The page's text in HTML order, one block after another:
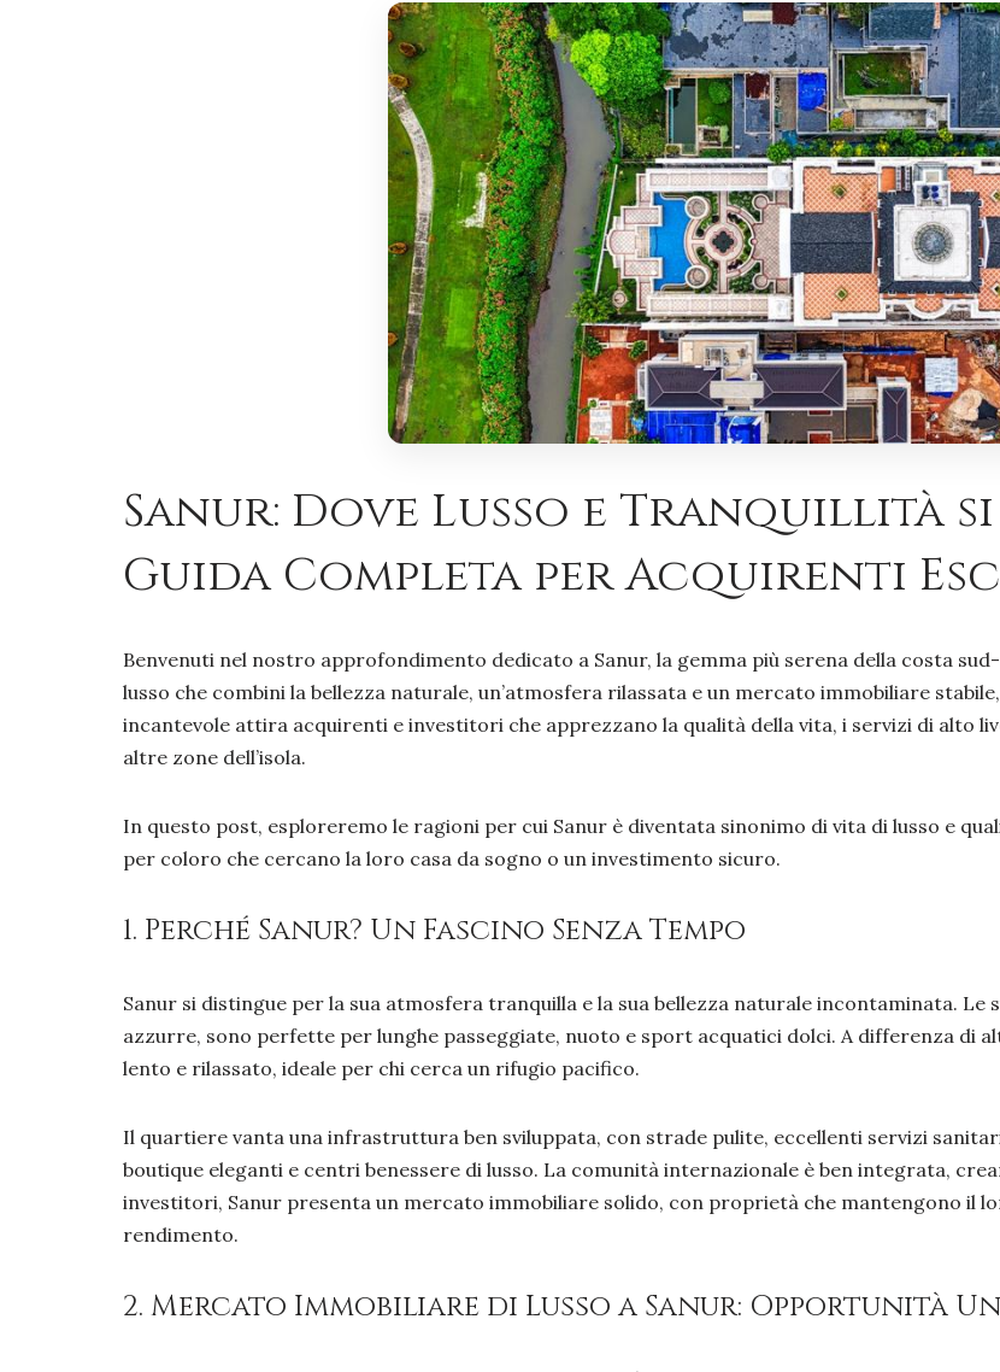
Sanur: Dove Lusso e Tranquillità
Guida Completa per Acquirenti
Benvenuti nel nostro approfondimento dedicato a Sanur, la gemma più serena della costa
lusso che combini la bellezza naturale, un’atmosfera rilassata e un mercato immobiliare
incantevole attira acquirenti e investitori che apprezzano la qualità della vita, i servizi di alto
altre zone dell’isola.
In questo post, esploreremo le ragioni per cui Sanur è diventata sinonimo di vita di lusso e
per coloro che cercano la loro casa da sogno o un investimento sicuro.
1. Perché Sanur? Un Fascino Senza Tempo
Sanur si distingue per la sua atmosfera tranquilla e la sua bellezza naturale incontaminata. Le
azzurre, sono perfette per lunghe passeggiate, nuoto e sport acquatici dolci. A differenza di
lento e rilassato, ideale per chi cerca un rifugio pacifico.
Il quartiere vanta una infrastruttura ben sviluppata, con strade pulite, eccellenti servizi
boutique eleganti e centri benessere di lusso. La comunità internazionale è ben integrata,
investitori, Sanur presenta un mercato immobiliare solido, con proprietà che mantengono il
rendimento.
2. Mercato Immobiliare di Lusso a Sanur: Opportunità